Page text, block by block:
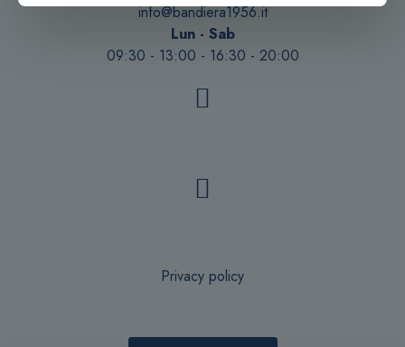
info@bandiera1956.it
Lun - Sab
09:30 - 13:00 - 16:30 - 20:00
Privacy policy